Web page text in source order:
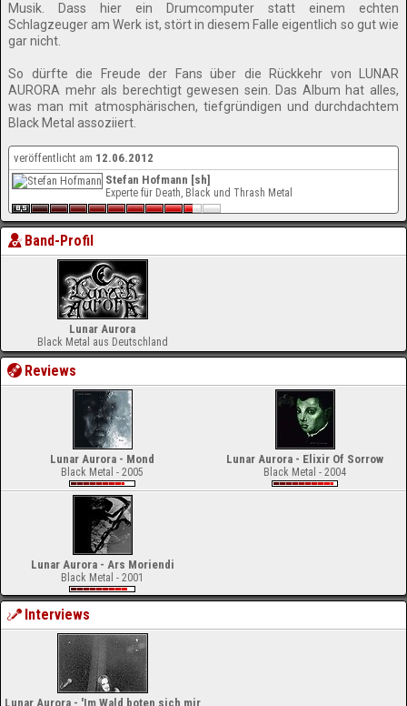
Musik. Dass hier ein Drumcomputer statt einem echten
Schlagzeuger am Werk ist, stört in diesem Falle eigentlich so gut wie
gar nicht.
So dürfte die Freude der Fans über die Rückkehr von LUNAR
AURORA mehr als berechtigt gewesen sein. Das Album hat alles,
was man mit atmosphärischen, tiefgründigen und durchdachtem
Black Metal assoziiert.
veröffentlicht am 12.06.2012
Stefan Hofmann [sh]
Experte für Death, Black und Thrash Metal
Band-Profil
Lunar Aurora
Black Metal aus Deutschland
Reviews
Lunar Aurora - Mond
Black Metal - 2005
Lunar Aurora - Elixir Of Sorrow
Black Metal - 2004
Lunar Aurora - Ars Moriendi
Black Metal - 2001
Interviews
Lunar Aurora - 'Im Wald boten sich mir